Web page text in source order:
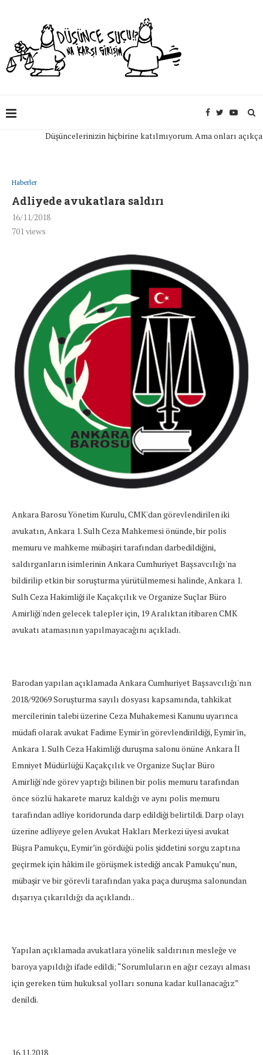
Düşüncelerinizin hiçbirine katılmıyorum. Ama onları açıkça
Haberler
Adliyede avukatlara saldırı
16/11/2018
701views
Ankara Barosu Yönetim Kurulu, CMK'dan görevlendirilen iki
avukatın, Ankara 1. Sulh Ceza Mahkemesi önünde, bir polis
memuru ve mahkeme mübaşiri tarafından darbedildiğini,
saldırganların isimlerinin Ankara Cumhuriyet Başsavcılığı'na
bildirilip etkin bir soruşturma yürütülmemesi halinde, Ankara 1.
Sulh Ceza Hakimliği ile Kaçakçılık ve Organize Suçlar Büro
Amirliği'nden gelecek talepler için, 19 Aralıktan itibaren CMK
avukatı atamasının yapılmayacağını açıkladı.
Barodan yapılan açıklamada Ankara Cumhuriyet Başsavcılığı'nın
2018/92069 Soruşturma sayılı dosyası kapsamında, tahkikat
mercilerinin talebi üzerine Ceza Muhakemesi Kanunu uyarınca
müdafi olarak avukat Fadime Eymir'in görevlendirildiği, Eymir'in,
Ankara 1. Sulh Ceza Hakimliği duruşma salonu önüne Ankara İl
Emniyet Müdürlüğü Kaçakçılık ve Organize Suçlar Büro
Amirliği'nde görev yaptığı bilinen bir polis memuru tarafından
önce sözlü hakarete maruz kaldığı ve aynı polis memuru
tarafından adliye koridorunda darp edildiği belirtildi. Darp olayı
üzerine adliyeye gelen Avukat Hakları Merkezi üyesi avukat
Büşra Pamukçu, Eymir’in gördüğü polis şiddetini sorgu zaptına
geçirmek için hâkim ile görüşmek istediği ancak Pamukçu’nun,
mübaşir ve bir görevli tarafından yaka paça duruşma salonundan
dışarıya çıkarıldığı da açıklandı..
Yapılan açıklamada avukatlara yönelik saldırının mesleğe ve
baroya yapıldığı ifade edildi; “Sorumluların en ağır cezayı alması
için gereken tüm hukuksal yolları sonuna kadar kullanacağız”
denildi.
16.11.2018